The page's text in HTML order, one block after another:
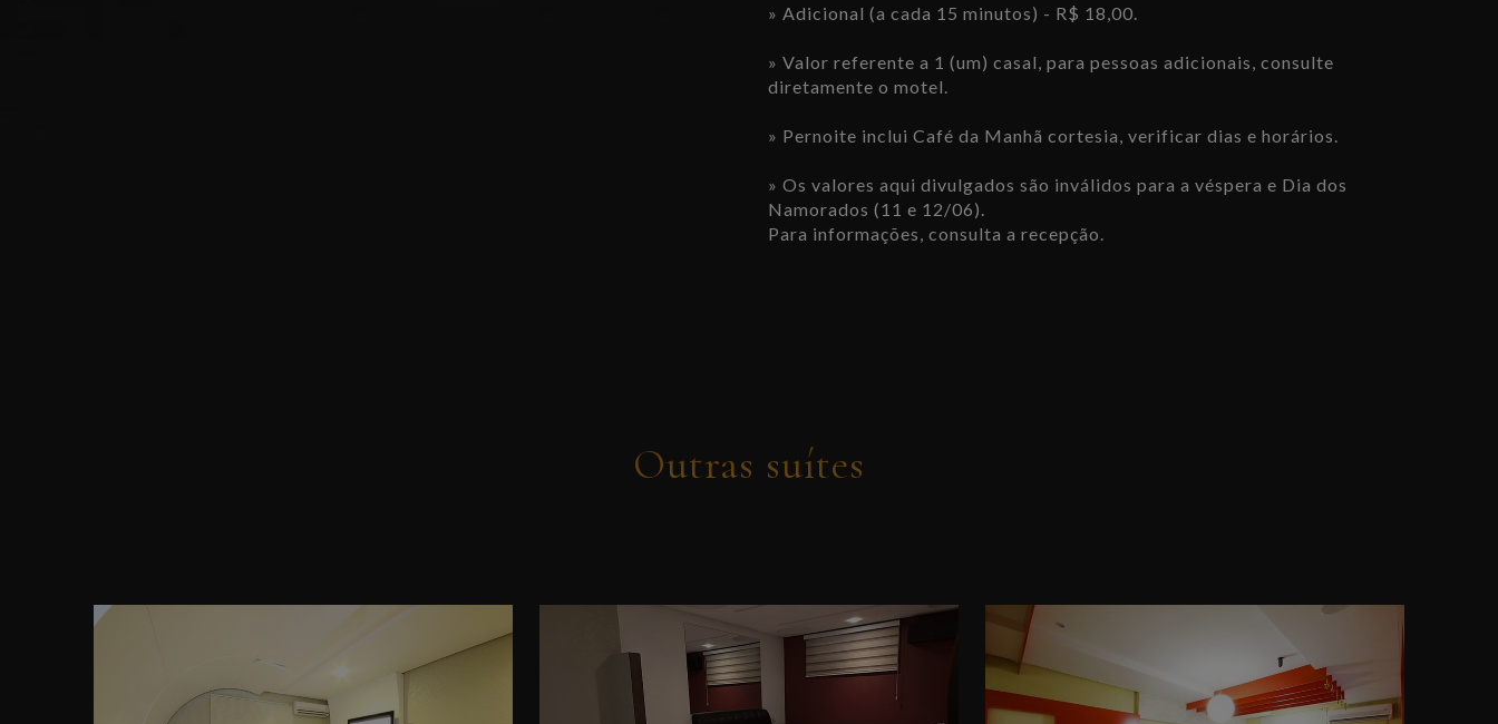
» Adicional (a cada 15 minutos) - R$ 18,00.
» Valor referente a 1 (um) casal, para pessoas adicionais, consulte
diretamente o motel.
» Pernoite inclui Café da Manhã cortesia, verificar dias e horários.
» Os valores aqui divulgados são inválidos para a véspera e Dia dos
Namorados (11 e 12/06).
Para informações, consulta a recepção.
Outras suítes